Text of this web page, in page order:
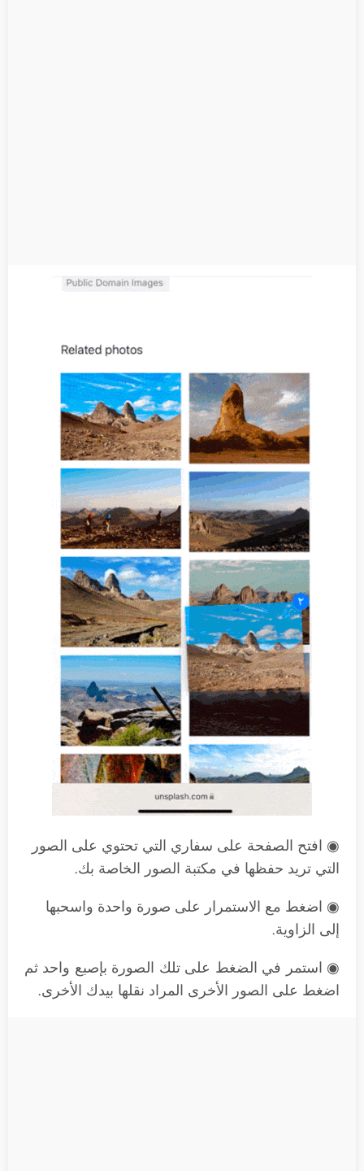
◉ افتح الصفحة على سفاري التي تحتوي على الصور
التي تريد حفظها في مكتبة الصور الخاصة بك.
◉ اضغط مع الاستمرار على صورة واحدة واسحبها
إلى الزاوية.
◉ استمر في الضغط على تلك الصورة بإصبع واحد ثم
اضغط على الصور الأخرى المراد نقلها بيدك الأخرى.